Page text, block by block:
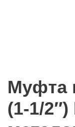
Муфта
(1-1/2″)